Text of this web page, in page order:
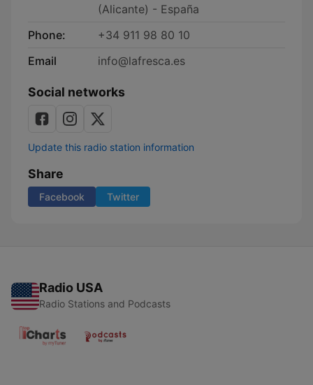
(Alicante) - España
Phone:
+34 911 98 80 10
Email
info@lafresca.es
Social networks
Update this radio station information
Share
Facebook Twitter
Radio USA
Radio Stations and Podcasts